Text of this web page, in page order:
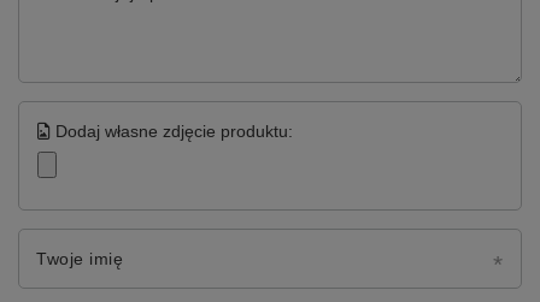
Dodaj własne zdjęcie produktu:
Twoje imię